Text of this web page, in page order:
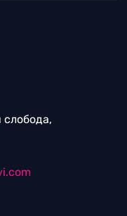
слобода,